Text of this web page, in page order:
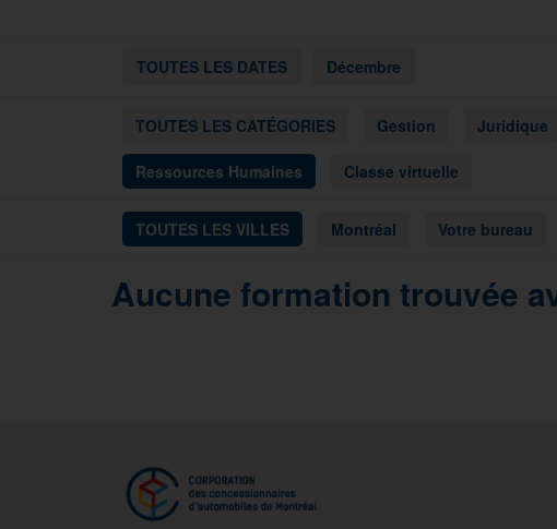
TOUTES LES DATES Décembre
TOUTES LES CATÉGORIES Gestion Juridique
Ressources Humaines Classe virtuelle
TOUTES LES VILLES Montréal Votre bureau
Aucune formation trouvée